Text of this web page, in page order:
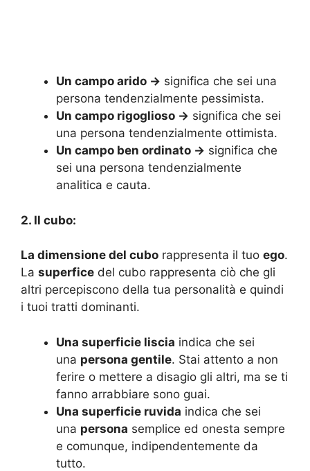
Un campo arido -> significa che sei una
persona tendenzialmente pessimista.
Un campo rigoglioso -> significa che sei
una persona tendenzialmente ottimista.
Un campo ben ordinato -> significa che
sei una persona tendenzialmente
analitica e cauta.
2. Il cubo:
La dimensione del cubo rappresenta il tuo ego.
La superfice del cubo rappresenta ciò che gli
altri percepiscono della tua personalità e quindi
i tuoi tratti dominanti.
Una superficie liscia indica che sei
una persona gentile. Stai attento a non
ferire o mettere a disagio gli altri, ma se ti
fanno arrabbiare sono guai.
Una superficie ruvida indica che sei
una persona semplice ed onesta sempre
e comunque, indipendentemente da
tutto.